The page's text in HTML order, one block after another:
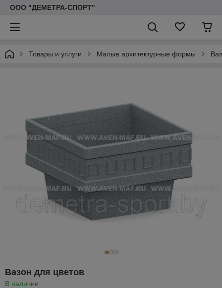
ООО "ДЕМЕТРА-СПОРТ"
Товары и услуги Малые архитектурные формы
Вазон для цветов
В наличии